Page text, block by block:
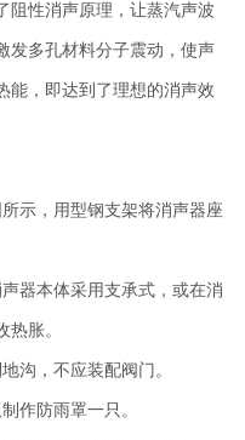
阻性消声原理，让蒸汽声波
发多孔材料分子震动，使声
能，即达到了理想的消声效
示，用型钢支架将消声器座
器本体采用支承式，或在消
胀。
沟，不应装配阀门。
作防雨罩一只。